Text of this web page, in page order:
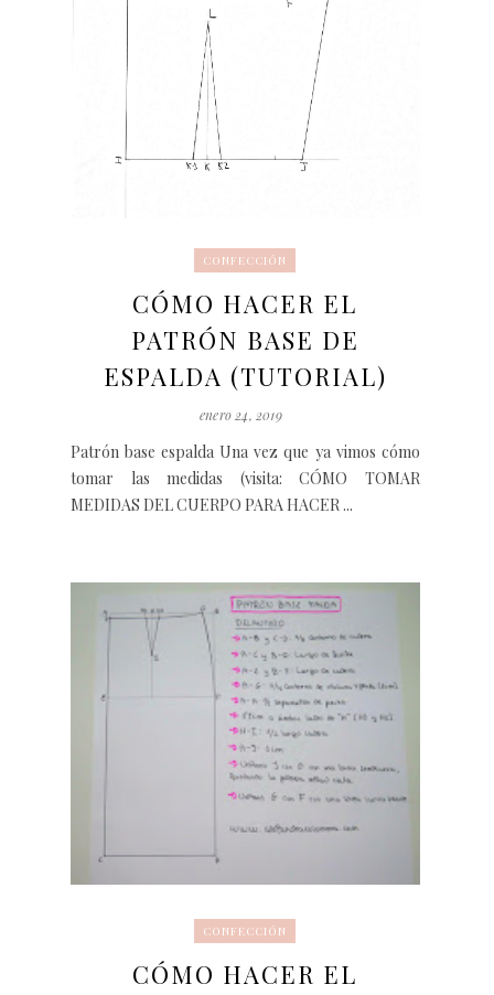
CONFECCIÓN
CÓMO HACER EL
PATRÓN BASE DE
ESPALDA (TUTORIAL)
enero 24, 2019
Patrón base espalda Una vez que ya vimos cómo
tomar las medidas (visita: CÓMO TOMAR
MEDIDAS DEL CUERPO PARA HACER ...
CONFECCIÓN
CÓMO HACER EL